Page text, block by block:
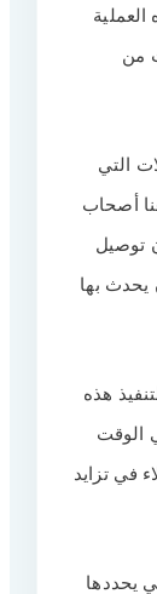
العملية
من
التي
أصحاب
توصيل
يحدث بها
هذه
الوقت
في تزايد
يحددها